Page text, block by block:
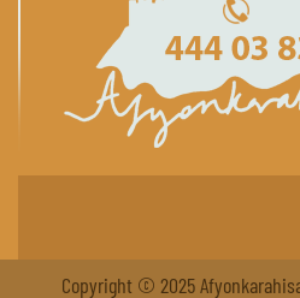
Copyright © 2025